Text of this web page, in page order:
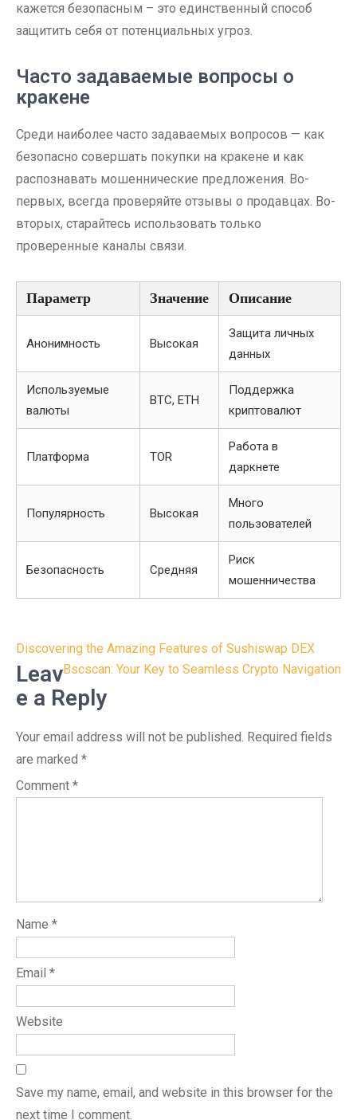
кажется безопасным – это единственный способ
защитить себя от потенциальных угроз.
Часто задаваемые вопросы о
кракене
Среди наиболее часто задаваемых вопросов — как
безопасно совершать покупки на кракене и как
распознавать мошеннические предложения. Во-
первых, всегда проверяйте отзывы о продавцах. Во-
вторых, старайтесь использовать только
проверенные каналы связи.
Параметр Значение Описание
Анонимность Высокая
Защита личных
данных
Используемые
валюты
BTC, ETH
Поддержка
криптовалют
Платформа TOR
Работа в
даркнете
Популярность Высокая
Много
пользователей
Безопасность Средняя
Риск
мошенничества
Post
navigation
Discovering the Amazing Features of Sushiswap DEX
Bscscan: Your Key to Seamless Crypto Navigation
Leav
e a Reply
Your email address will not be published. Required fields
are marked *
Comment *
Name *
Email *
Website
Save my name, email, and website in this browser for the
next time I comment.